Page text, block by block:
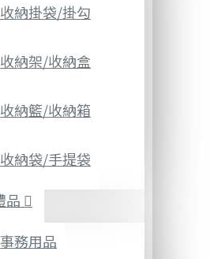
收納掛袋/掛勾
收納架/收納盒
收納籃/收納箱
收納袋/手提袋
品
事務用品